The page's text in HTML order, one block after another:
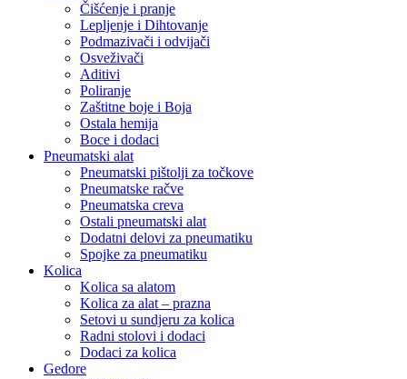
Čišćenje i pranje
Lepljenje i Dihtovanje
Podmazivači i odvijači
Osveživači
Aditivi
Poliranje
Zaštitne boje i Boja
Ostala hemija
Boce i dodaci
Pneumatski alat
Pneumatski pištolji za točkove
Pneumatske račve
Pneumatska creva
Ostali pneumatski alat
Dodatni delovi za pneumatiku
Spojke za pneumatiku
Kolica
Kolica sa alatom
Kolica za alat – prazna
Setovi u sundjeru za kolica
Radni stolovi i dodaci
Dodaci za kolica
Gedore